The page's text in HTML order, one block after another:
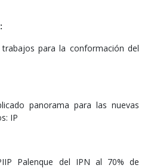
para la conformación del
panorama para las nuevas
IP
Palenque del IPN al 70% de